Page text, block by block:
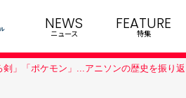
NEWS
ニュース
FEATURE
特集
剣」「ポケモン」...アニソンの歴史を振り返